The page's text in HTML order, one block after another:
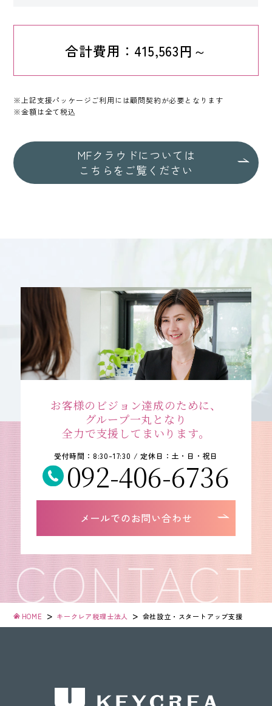
合計費用：415,563円～
※上記支援パッケージご利用には顧問契約が必要となります
※金額は全て税込
MFクラウドについては
こちらをご覧ください
お客様のビジョン達成のために、
グループ一丸となり
全力で支援してまいります。
受付時間：8:30-17:30 / 定休日：土・日・祝日
092-406-6736
メールでのお問い合わせ
HOME > キークレア税理士法人 > 会社設立・ スタートアップ支援